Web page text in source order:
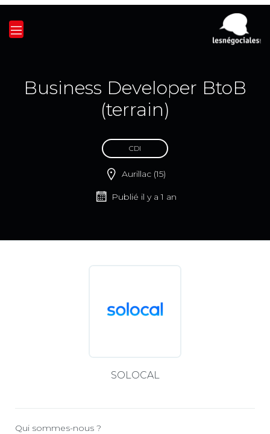
Business Developer BtoB
(terrain)
CDI
Aurillac (15)
Publié il y a 1 an
SOLOCAL
Qui sommes-nous ?